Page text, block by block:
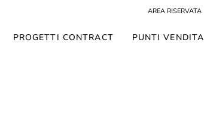
AREA RISERVATA
PROGETTI CONTRACT PUNTI VENDITA